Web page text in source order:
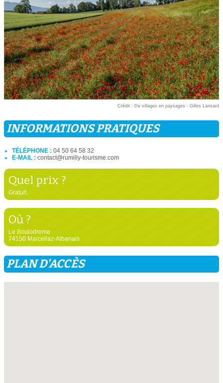
Crédit : De villages en paysages - Gilles Lansard
INFORMATIONS PRATIQUES
TÉLÉPHONE : 04 50 64 58 32
E-MAIL : contact@rumilly-tourisme.com
Quel prix ?
Gratuit.
Où ?
Le Boulodrome
74150 Marcellaz-Albanais
PLAN D'ACCÈS